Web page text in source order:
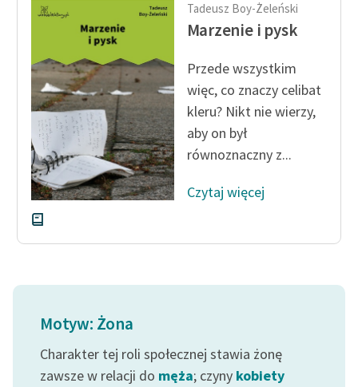
Tadeusz Boy-Żeleński
Marzenie i pysk
Przede wszystkim
więc, co znaczy celibat
kleru? Nikt nie wierzy,
aby on był
równoznaczny z...
Czytaj więcej
Motyw: Żona
Charakter tej roli społecznej stawia żonę
zawsze w relacji do męża; czyny kobiety